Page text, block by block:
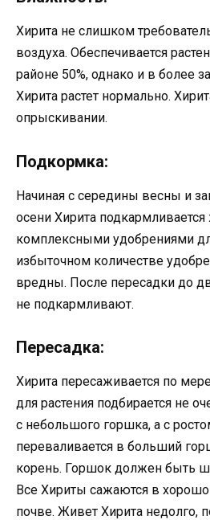
Хирита не слишком
воздуха. Обеспечивается
районе 50%, однако и в более
Хирита растет нормально.
опрыскивании.
Подкормка:
Начиная с середины весны и
осени Хирита
комплексными удобрениями
избыточном количестве
вредны. После пересадки до
не подкармливают.
Пересадка:
Хирита пересаживается по
для растения подбирается не
с небольшого горшка, а с
переваливается в больший
корень. Горшок должен быть
Все Хириты сажаются в
почве. Живет Хирита недолго,